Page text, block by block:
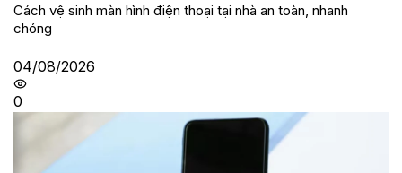
Cách vệ sinh màn hình điện thoại tại nhà an toàn, nhanh
chóng
04/08/2026
0